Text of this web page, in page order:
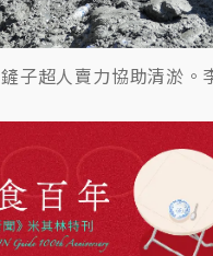
鏟子超人賣力協助清淤。